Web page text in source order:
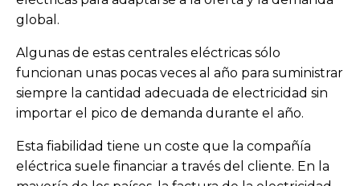
global.
Algunas de estas centrales eléctricas sólo
funcionan unas pocas veces al año para suministrar
siempre la cantidad adecuada de electricidad sin
importar el pico de demanda durante el año.
Esta fiabilidad tiene un coste que la compañía
eléctrica suele financiar a través del cliente. En la